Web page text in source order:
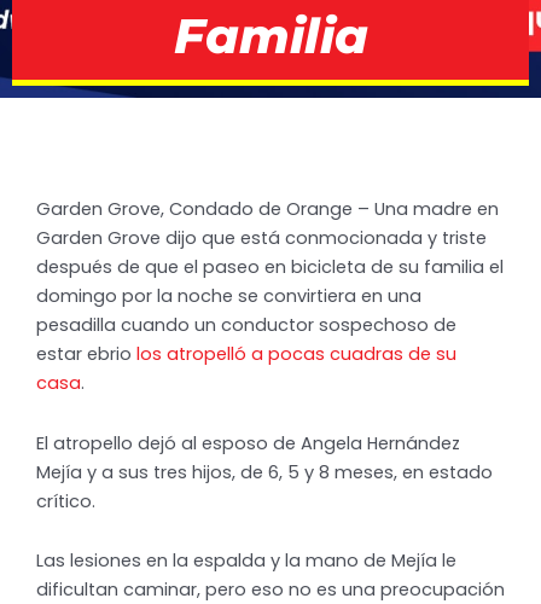
Familia
Garden Grove, Condado de Orange – Una madre en
Garden Grove dijo que está conmocionada y triste
después de que el paseo en bicicleta de su familia el
domingo por la noche se convirtiera en una
pesadilla cuando un conductor sospechoso de
estar ebrio los atropelló a pocas cuadras de su
casa.
El atropello dejó al esposo de Angela Hernández
Mejía y a sus tres hijos, de 6, 5 y 8 meses, en estado
crítico.
Las lesiones en la espalda y la mano de Mejía le
dificultan caminar, pero eso no es una preocupación